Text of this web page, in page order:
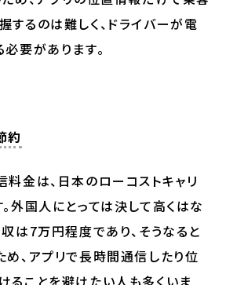
るのは難しく、ドライバーが電
要があります。
約
金は、日本のローコストキャリ
外国人にとっては決して高くはな
は7万円程度であり、そうなると
め、アプリで長時間通信したり位
ることを避けたい人も多くいま